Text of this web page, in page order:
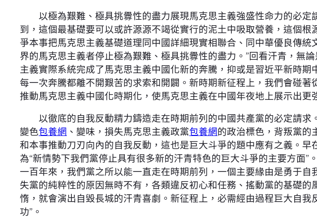
以極為艱難、極具挑釁性的盡力展現馬克思主義強盛性命力的必定
到，這個最基礎要可以或許源源不竭從實行的泥土中吸取營養，這個
爭本事把馬克思主義基礎道理同中國詳細現實相聯合、同中華優良傳
界的馬克思主義者停止極為艱難、極具挑釁性的盡力。”回看汗青，無
主義實際系統完成了馬克思主義中國化新的奔騰，抑或是習近平新時
每一次奔騰都離不開艱苦的求索和開闢。新時期新征程上，我們會碰著
推動馬克思主義中國化時期化，使馬克思主義在中國年夜地上展示出更
以徹底的自我反動精力鑄造走在時期前列的中國共產黨的必定請求
變色包養網 、變味，損失馬克思主義政黨包養網的政治標色，背叛黨的
和本事推動刀刃向內的自我反動，這也是巨大斗爭的題中應有之義。
為“新情勢下我們黨停止具有很多新的汗青特色的巨大斗爭的主要方面
一百年來，我們黨之所以能一直走在時期前列，一個主要緣由是勇于
失黨的純粹性的原因無時不有，各類違反初心和任務、搖動黨的基礎
惰，就會演出自毀長城的汗青喜劇。新征程上，必需經由過程巨大自
功”。